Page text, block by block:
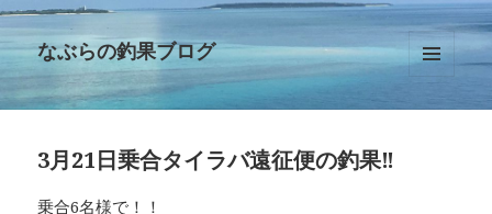
なぶらの釣果ブログ
ーとウ
3月21日乗合タイラバ遠征便の釣果‼︎
乗合6名様で！！